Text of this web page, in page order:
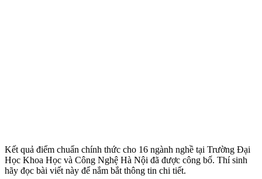
Kết quả điểm chuẩn chính thức cho 16 ngành nghề tại Trường Đại
Học Khoa Học và Công Nghệ Hà Nội đã được công bố. Thí sinh
hãy đọc bài viết này để nắm bắt thông tin chi tiết.